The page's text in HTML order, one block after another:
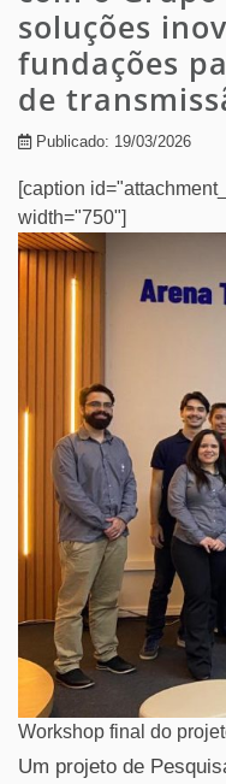
soluções
fundações
de
Publicado: 19/03/2026
[caption
width="750"]
Workshop final do
Um projeto de